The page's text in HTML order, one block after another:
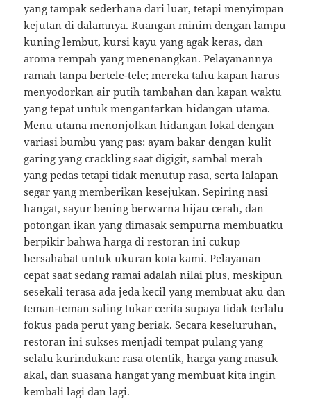
yang tampak sederhana dari luar, tetapi menyimpan
kejutan di dalamnya. Ruangan minim dengan lampu
kuning lembut, kursi kayu yang agak keras, dan
aroma rempah yang menenangkan. Pelayanannya
ramah tanpa bertele-tele; mereka tahu kapan harus
menyodorkan air putih tambahan dan kapan waktu
yang tepat untuk mengantarkan hidangan utama.
Menu utama menonjolkan hidangan lokal dengan
variasi bumbu yang pas: ayam bakar dengan kulit
garing yang crackling saat digigit, sambal merah
yang pedas tetapi tidak menutup rasa, serta lalapan
segar yang memberikan kesejukan. Sepiring nasi
hangat, sayur bening berwarna hijau cerah, dan
potongan ikan yang dimasak sempurna membuatku
berpikir bahwa harga di restoran ini cukup
bersahabat untuk ukuran kota kami. Pelayanan
cepat saat sedang ramai adalah nilai plus, meskipun
sesekali terasa ada jeda kecil yang membuat aku dan
teman-teman saling tukar cerita supaya tidak terlalu
fokus pada perut yang beriak. Secara keseluruhan,
restoran ini sukses menjadi tempat pulang yang
selalu kurindukan: rasa otentik, harga yang masuk
akal, dan suasana hangat yang membuat kita ingin
kembali lagi dan lagi.